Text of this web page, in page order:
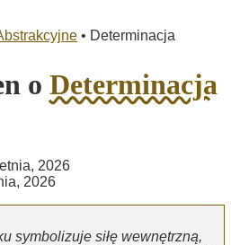
• Determinacja
o Determinacja
2026
2026
symbolizuje siłę wewnętrzną,